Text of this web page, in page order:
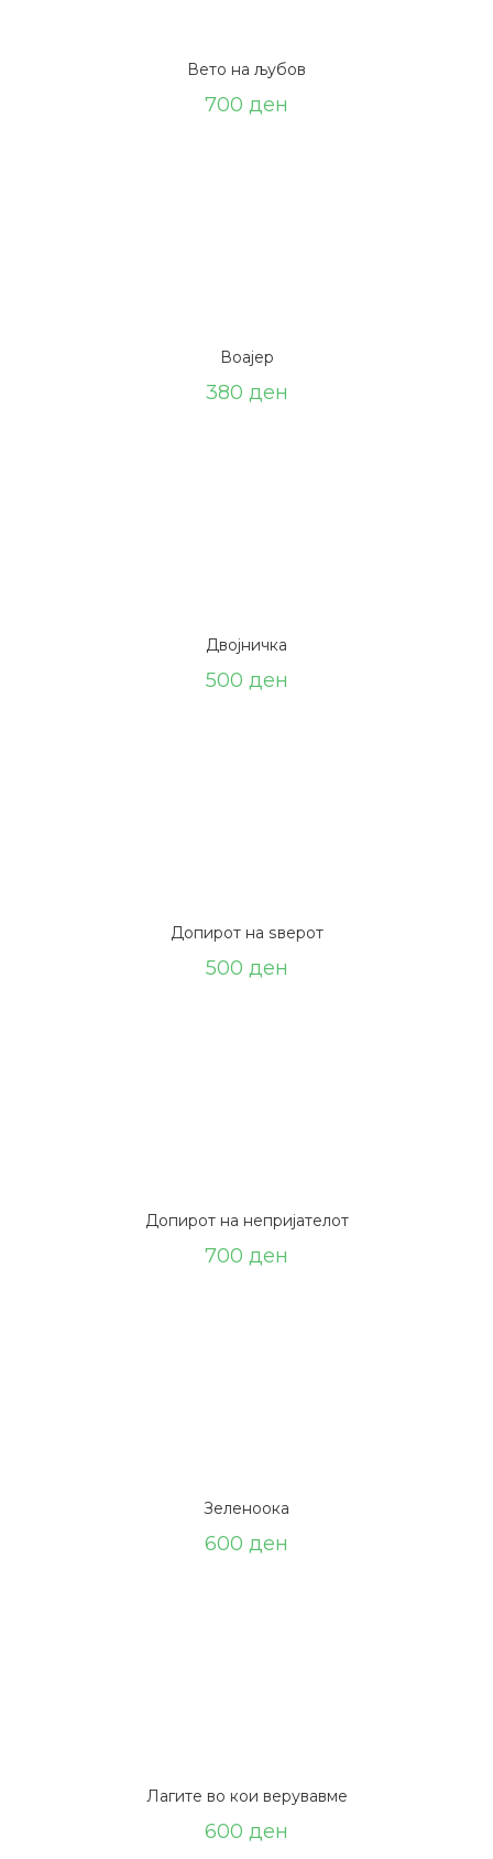
Вето на љубов
700 ден
Воајер
380 ден
Двојничка
500 ден
Допирот на ѕверот
500 ден
Допирот на непријателот
700 ден
Зеленоока
600 ден
Лагите вo кои верувавме
600 ден